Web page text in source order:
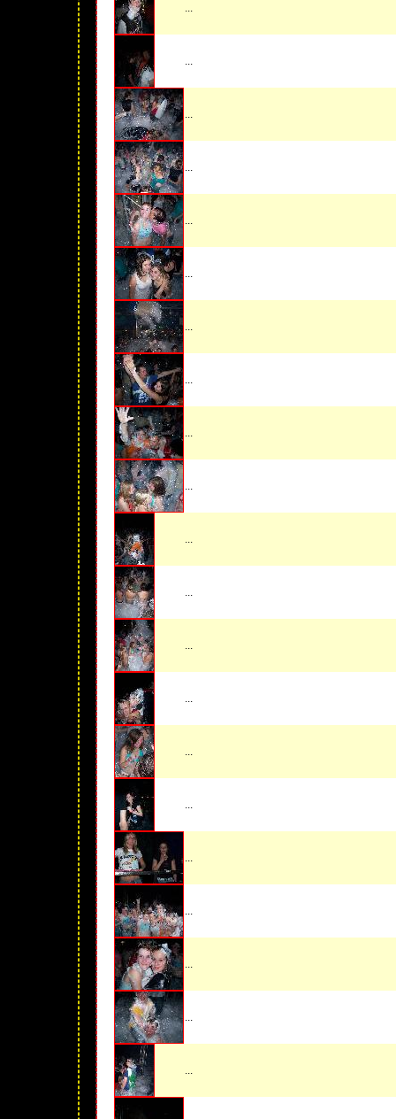
...
...
...
...
...
...
...
...
...
...
...
...
...
...
...
...
...
...
...
...
...